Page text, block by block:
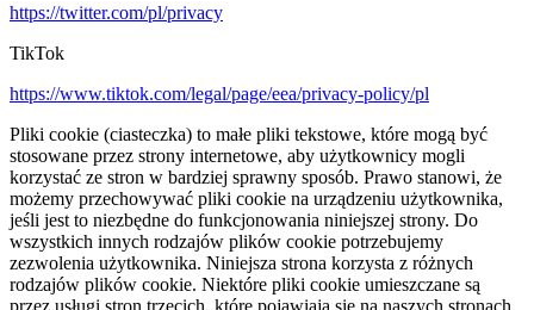
https://twitter.com/pl/privacy
TikTok
https://www.tiktok.com/legal/page/eea/privacy-policy/pl
Pliki cookie (ciasteczka) to małe pliki tekstowe, które mogą być
stosowane przez strony internetowe, aby użytkownicy mogli
korzystać ze stron w bardziej sprawny sposób. Prawo stanowi, że
możemy przechowywać pliki cookie na urządzeniu użytkownika,
jeśli jest to niezbędne do funkcjonowania niniejszej strony. Do
wszystkich innych rodzajów plików cookie potrzebujemy
zezwolenia użytkownika. Niniejsza strona korzysta z różnych
rodzajów plików cookie. Niektóre pliki cookie umieszczane są
przez usługi stron trzecich, które pojawiają się na naszych stronach.